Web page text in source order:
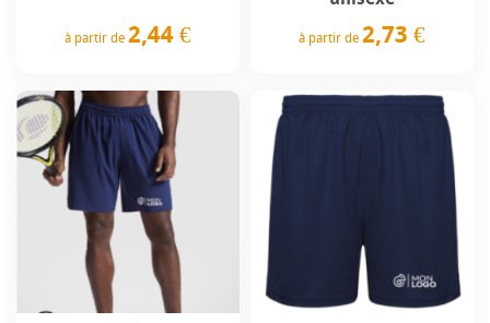
à partir de 2,44 € à partir de 2,73 €